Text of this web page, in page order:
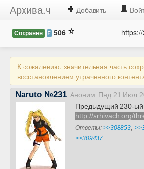
Архива.ч Добавить
Сохранен F 506
К сожалению, значительная часть
восстановлением утраченного
Naruto №231 Аноним Пнд 21 Июл
Предыдущий 230-ый
http://arhivach.org/
Ответы: >>308853
>>309437